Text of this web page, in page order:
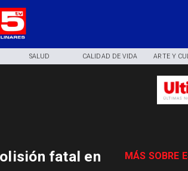
SALUD CALIDAD DE VIDA ARTE Y
MÁS SOBRE
fatal en